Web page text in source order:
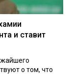
и ставит
о том, что